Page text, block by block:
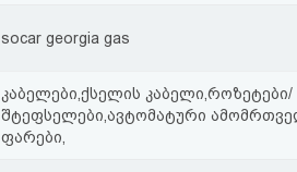
socar georgia gas
კაბელები,ქსელის კაბელი,როზეტები/
შტეფსელები,ავტომატური
ფარები,